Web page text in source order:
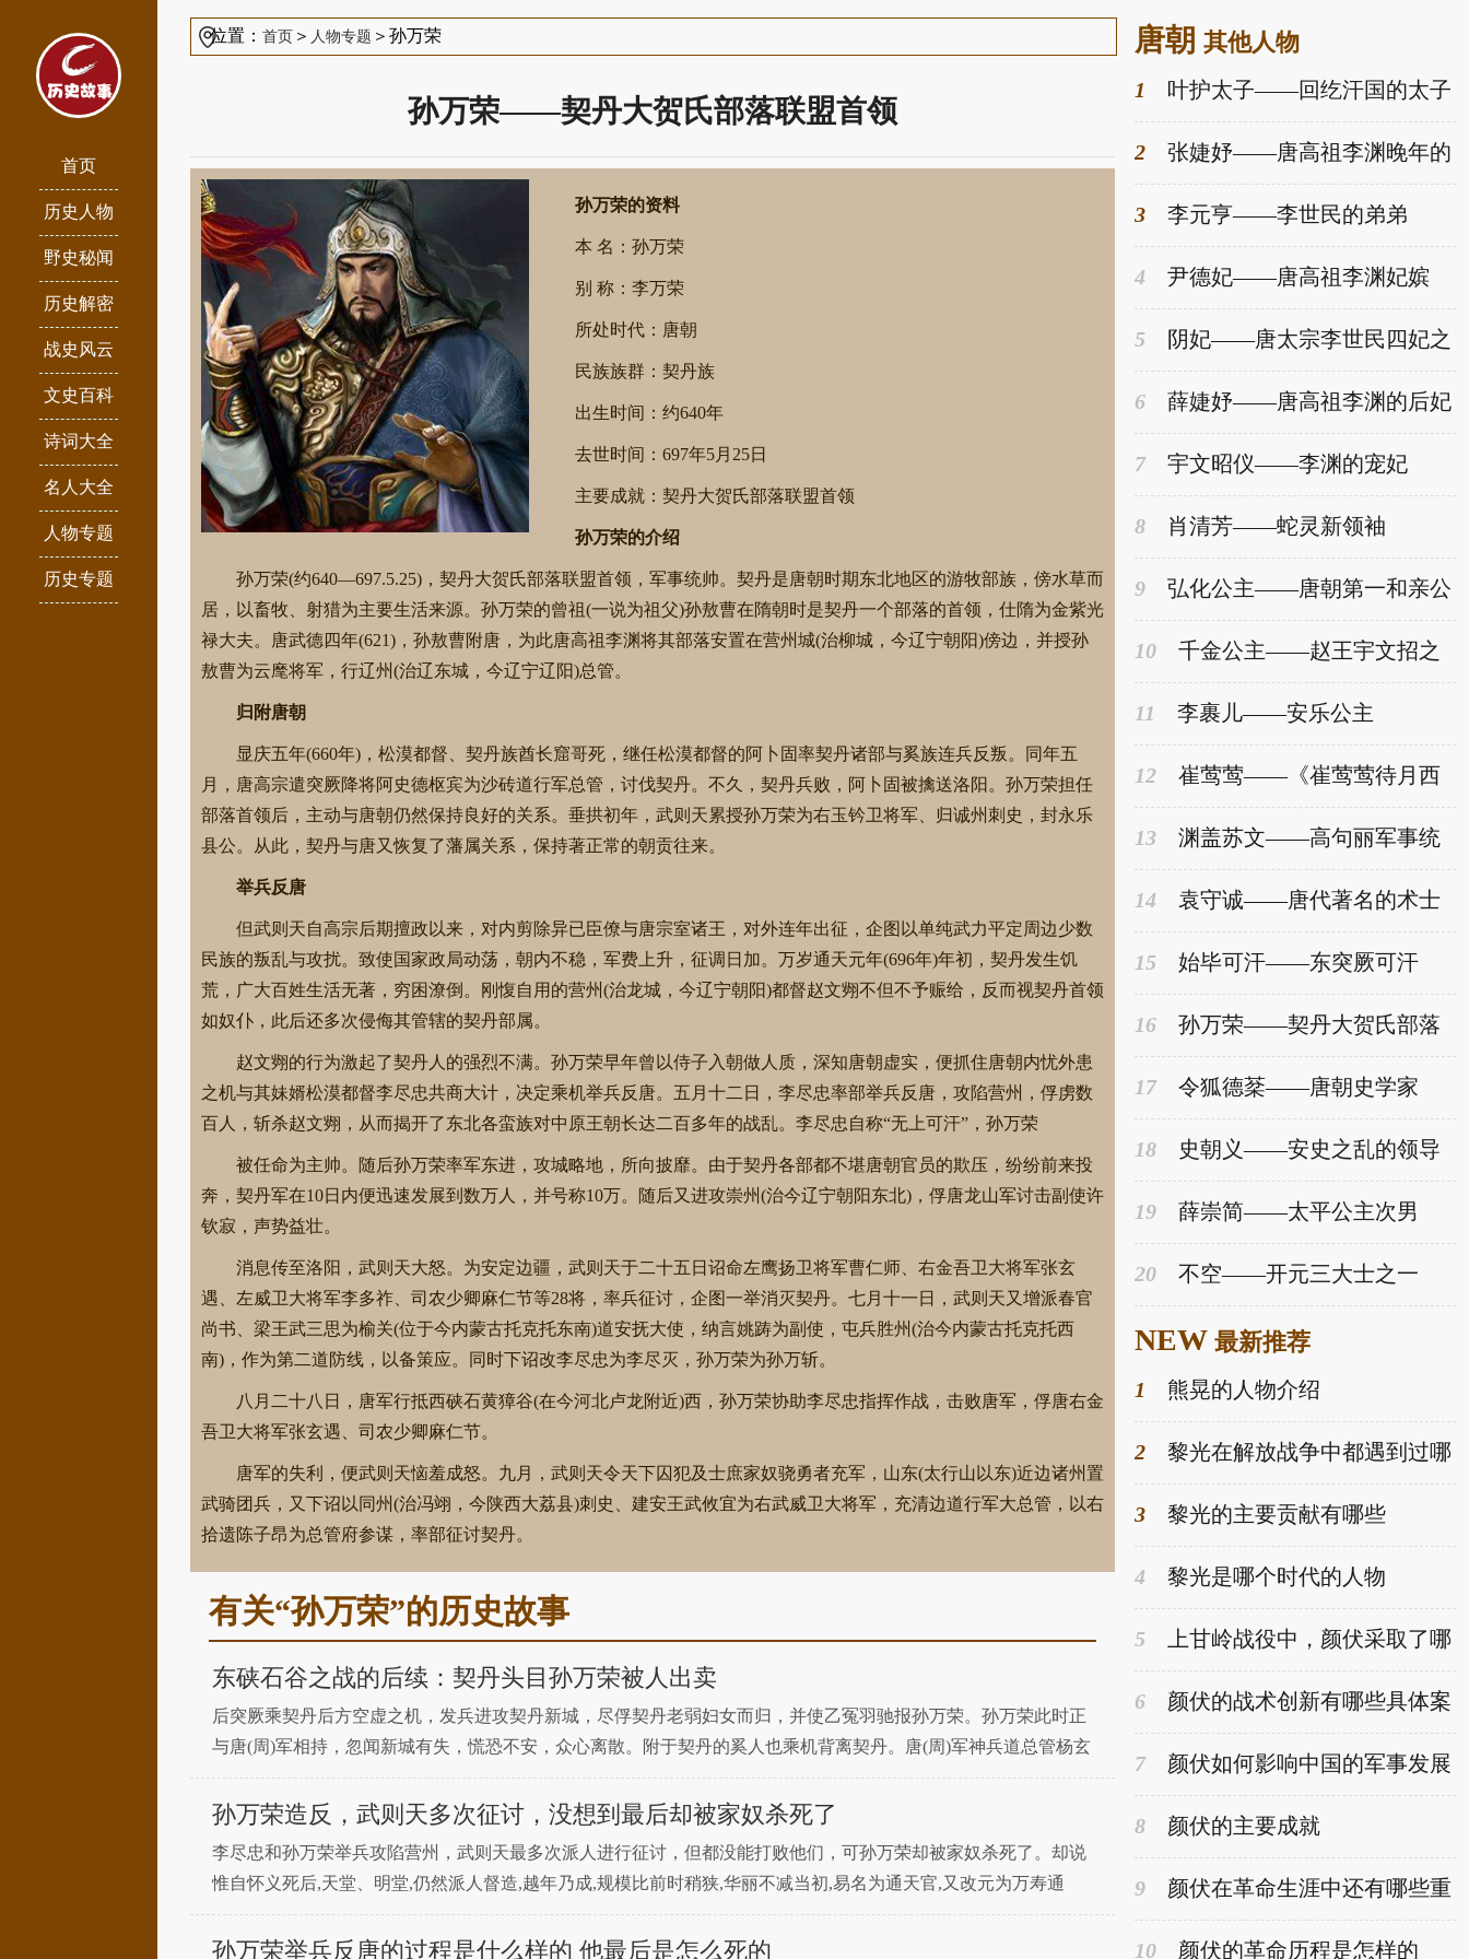
首页
历史人物
野史秘闻
历史解密
战史风云
文史百科
诗词大全
名人大全
人物专题
历史专题
位置：首页 ＞ 人物专题 ＞孙万荣
孙万荣——契丹大贺氏部落联盟首领
孙万荣的资料
本 名：孙万荣
别 称：李万荣
所处时代：唐朝
民族族群：契丹族
出生时间：约640年
去世时间：697年5月25日
主要成就：契丹大贺氏部落联盟首领
孙万荣的介绍
孙万荣(约640—697.5.25)，契丹大贺氏部落联盟首领，军事统帅。契丹是唐朝时期东北地区的游牧部族，傍水草而
居，以畜牧、射猎为主要生活来源。孙万荣的曾祖(一说为祖父)孙敖曹在隋朝时是契丹一个部落的首领，仕隋为金紫光
禄大夫。唐武德四年(621)，孙敖曹附唐，为此唐高祖李渊将其部落安置在营州城(治柳城，今辽宁朝阳)傍边，并授孙
敖曹为云麾将军，行辽州(治辽东城，今辽宁辽阳)总管。
归附唐朝
显庆五年(660年)，松漠都督、契丹族酋长窟哥死，继任松漠都督的阿卜固率契丹诸部与奚族连兵反叛。同年五
月，唐高宗遣突厥降将阿史德枢宾为沙砖道行军总管，讨伐契丹。不久，契丹兵败，阿卜固被擒送洛阳。孙万荣担任
部落首领后，主动与唐朝仍然保持良好的关系。垂拱初年，武则天累授孙万荣为右玉钤卫将军、归诚州刺史，封永乐
县公。从此，契丹与唐又恢复了藩属关系，保持著正常的朝贡往来。
举兵反唐
但武则天自高宗后期擅政以来，对内剪除异已臣僚与唐宗室诸王，对外连年出征，企图以单纯武力平定周边少数
民族的叛乱与攻扰。致使国家政局动荡，朝内不稳，军费上升，征调日加。万岁通天元年(696年)年初，契丹发生饥
荒，广大百姓生活无著，穷困潦倒。刚愎自用的营州(治龙城，今辽宁朝阳)都督赵文翙不但不予赈给，反而视契丹首领
如奴仆，此后还多次侵侮其管辖的契丹部属。
赵文翙的行为激起了契丹人的强烈不满。孙万荣早年曾以侍子入朝做人质，深知唐朝虚实，便抓住唐朝内忧外患
之机与其妹婿松漠都督李尽忠共商大计，决定乘机举兵反唐。五月十二日，李尽忠率部举兵反唐，攻陷营州，俘虏数
百人，斩杀赵文翙，从而揭开了东北各蛮族对中原王朝长达二百多年的战乱。李尽忠自称“无上可汗”，孙万荣
被任命为主帅。随后孙万荣率军东进，攻城略地，所向披靡。由于契丹各部都不堪唐朝官员的欺压，纷纷前来投
奔，契丹军在10日内便迅速发展到数万人，并号称10万。随后又进攻崇州(治今辽宁朝阳东北)，俘唐龙山军讨击副使许
钦寂，声势益壮。
消息传至洛阳，武则天大怒。为安定边疆，武则天于二十五日诏命左鹰扬卫将军曹仁师、右金吾卫大将军张玄
遇、左威卫大将军李多祚、司农少卿麻仁节等28将，率兵征讨，企图一举消灭契丹。七月十一日，武则天又增派春官
尚书、梁王武三思为榆关(位于今内蒙古托克托东南)道安抚大使，纳言姚踌为副使，屯兵胜州(治今内蒙古托克托西
南)，作为第二道防线，以备策应。同时下诏改李尽忠为李尽灭，孙万荣为孙万斩。
八月二十八日，唐军行抵西硖石黄獐谷(在今河北卢龙附近)西，孙万荣协助李尽忠指挥作战，击败唐军，俘唐右金
吾卫大将军张玄遇、司农少卿麻仁节。
唐军的失利，便武则天恼羞成怒。九月，武则天令天下囚犯及士庶家奴骁勇者充军，山东(太行山以东)近边诸州置
武骑团兵，又下诏以同州(治冯翊，今陕西大荔县)刺史、建安王武攸宜为右武威卫大将军，充清边道行军大总管，以右
拾遗陈子昂为总管府参谋，率部征讨契丹。
有关“孙万荣”的历史故事
东硖石谷之战的后续：契丹头目孙万荣被人出卖
后突厥乘契丹后方空虚之机，发兵进攻契丹新城，尽俘契丹老弱妇女而归，并使乙冤羽驰报孙万荣。孙万荣此时正
与唐(周)军相持，忽闻新城有失，慌恐不安，众心离散。附于契丹的奚人也乘机背离契丹。唐(周)军神兵道总管杨玄
基击其前，奚族兵众击其后，部将何阿小、李楷固、骆务整都被俘，契丹军大溃，孙万荣帅只得轻骑数千东
孙万荣造反，武则天多次征讨，没想到最后却被家奴杀死了
李尽忠和孙万荣举兵攻陷营州，武则天最多次派人进行征讨，但都没能打败他们，可孙万荣却被家奴杀死了。却说
惟自怀义死后,天堂、明堂,仍然派人督造,越年乃成,规模比前时稍狭,华丽不减当初,易名为通天官,又改元为万寿通
天。武氏方铺张扬厉,粉饰太平,祀南郊,封中狱,去越古、慈氏诸号,改称天册金轮大圣皇帝,赐十日
孙万荣举兵反唐的过程是什么样的 他最后是怎么死的
唐朝 其他人物
1 叶护太子——回纥汗国的太子
2
张婕妤——唐高祖李渊晚年的
内宠
3
李元亨——李世民的弟弟
4 尹德妃——唐高祖李渊妃嫔
5
阴妃——唐太宗李世民四妃之
一
6
薛婕妤——唐高祖李渊的后妃
之一
7
宇文昭仪——李渊的宠妃
8 肖清芳——蛇灵新领袖
9
弘化公主——唐朝第一和亲公
主
10
千金公主——赵王宇文招之
女
11
李裹儿——安乐公主
12
崔莺莺——《崔莺莺待月西
厢记》中人物
13
渊盖苏文——高句丽军事统
帅
14
袁守诚——唐代著名的术士
15 始毕可汗——东突厥可汗
16
孙万荣——契丹大贺氏部落
联盟首领
17
令狐德棻——唐朝史学家
18
史朝义——安史之乱的领导
者之一
19
薛崇简——太平公主次男
20 不空——开元三大士之一
NEW 最新推荐
1 熊晃的人物介绍
2
黎光在解放战争中都遇到过哪
些挑战
3
黎光的主要贡献有哪些
4 黎光是哪个时代的人物
5
上甘岭战役中，颜伏采取了哪
些战术取得胜利
6
颜伏的战术创新有哪些具体案
例
7
颜伏如何影响中国的军事发展
8 颜伏的主要成就
9
颜伏在革命生涯中还有哪些重
要的角色
10
颜伏的革命历程是怎样的